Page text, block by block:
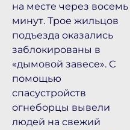
на месте через восемь
минут. Трое жильцов
подъезда оказались
заблокированы в
«дымовой завесе». С
помощью
спасустройств
огнеборцы вывели
людей на свежий